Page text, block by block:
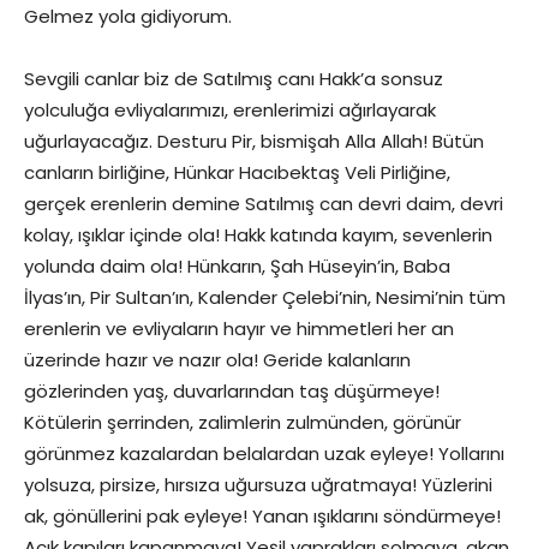
Gelmez yola gidiyorum.
Sevgili canlar biz de Satılmış canı Hakk’a sonsuz
yolculuğa evliyalarımızı, erenlerimizi ağırlayarak
uğurlayacağız. Desturu Pir, bismişah Alla Allah! Bütün
canların birliğine, Hünkar Hacıbektaş Veli Pirliğine,
gerçek erenlerin demine Satılmış can devri daim, devri
kolay, ışıklar içinde ola! Hakk katında kayım, sevenlerin
yolunda daim ola! Hünkarın, Şah Hüseyin’in, Baba
İlyas’ın, Pir Sultan’ın, Kalender Çelebi’nin, Nesimi’nin tüm
erenlerin ve evliyaların hayır ve himmetleri her an
üzerinde hazır ve nazır ola! Geride kalanların
gözlerinden yaş, duvarlarından taş düşürmeye!
Kötülerin şerrinden, zalimlerin zulmünden, görünür
görünmez kazalardan belalardan uzak eyleye! Yollarını
yolsuza, pirsize, hırsıza uğursuza uğratmaya! Yüzlerini
ak, gönüllerini pak eyleye! Yanan ışıklarını söndürmeye!